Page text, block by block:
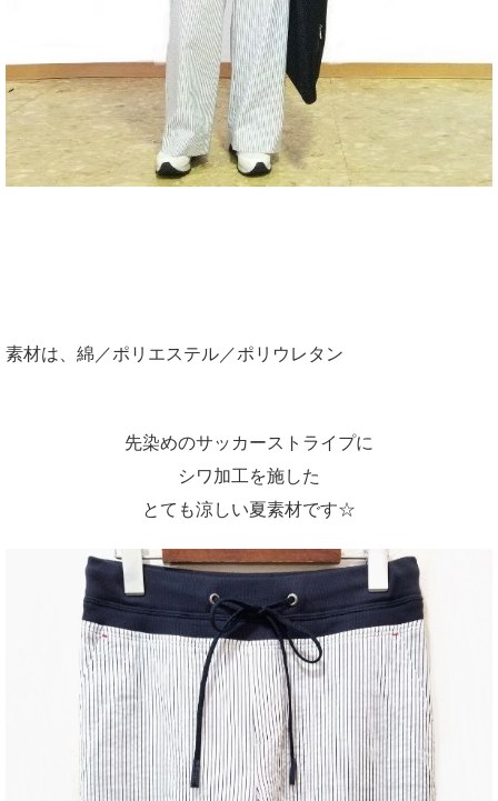
素材は、綿／ポリエステル／ポリウレタン
先染めのサッカーストライプに
シワ加工を施した
とても涼しい夏素材です☆